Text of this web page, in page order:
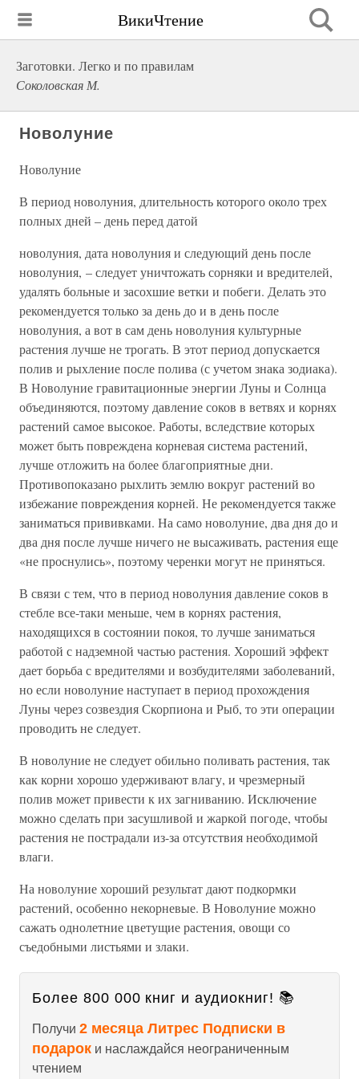
ВикиЧтение
Заготовки. Легко и по правилам
Соколовская М.
Новолуние
Новолуние
В период новолуния, длительность которого около трех
полных дней – день перед датой
новолуния, дата новолуния и следующий день после
новолуния, – следует уничтожать сорняки и вредителей,
удалять больные и засохшие ветки и побеги. Делать это
рекомендуется только за день до и в день после
новолуния, а вот в сам день новолуния культурные
растения лучше не трогать. В этот период допускается
полив и рыхление после полива (с учетом знака зодиака).
В Новолуние гравитационные энергии Луны и Солнца
объединяются, поэтому давление соков в ветвях и корнях
растений самое высокое. Работы, вследствие которых
может быть повреждена корневая система растений,
лучше отложить на более благоприятные дни.
Противопоказано рыхлить землю вокруг растений во
избежание повреждения корней. Не рекомендуется также
заниматься прививками. На само новолуние, два дня до и
два дня после лучше ничего не высаживать, растения еще
«не проснулись», поэтому черенки могут не приняться.
В связи с тем, что в период новолуния давление соков в
стебле все-таки меньше, чем в корнях растения,
находящихся в состоянии покоя, то лучше заниматься
работой с надземной частью растения. Хороший эффект
дает борьба с вредителями и возбудителями заболеваний,
но если новолуние наступает в период прохождения
Луны через созвездия Скорпиона и Рыб, то эти операции
проводить не следует.
В новолуние не следует обильно поливать растения, так
как корни хорошо удерживают влагу, и чрезмерный
полив может привести к их загниванию. Исключение
можно сделать при засушливой и жаркой погоде, чтобы
растения не пострадали из-за отсутствия необходимой
влаги.
На новолуние хороший результат дают подкормки
растений, особенно некорневые. В Новолуние можно
сажать однолетние цветущие растения, овощи со
съедобными листьями и злаки.
Более 800 000 книг и аудиокниг! 📚
Получи 2 месяца Литрес Подписки в
подарок и наслаждайся неограниченным
чтением